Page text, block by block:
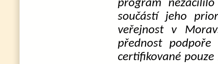
program
součástí jeho
veřejnost v
přednost
certifikované